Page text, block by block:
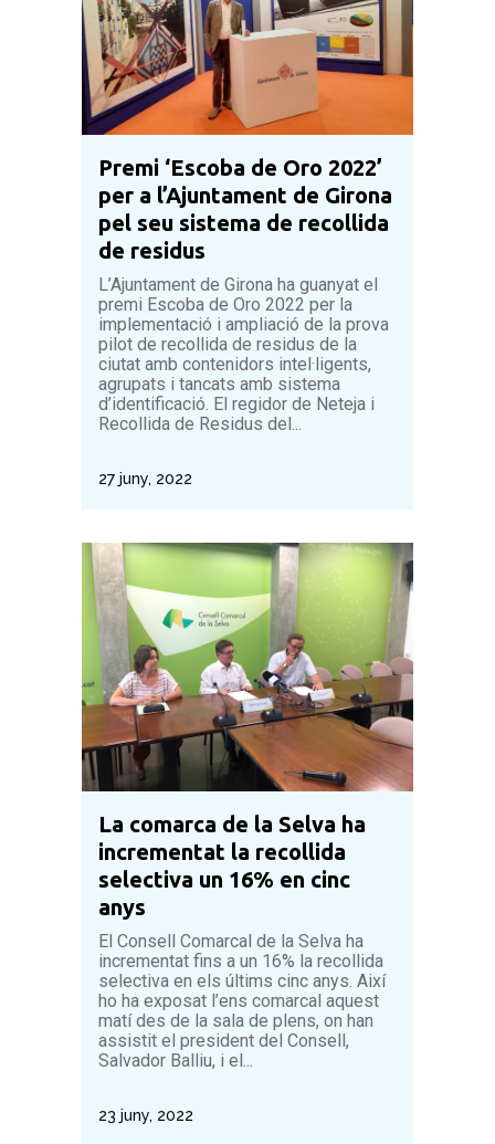
Premi ‘Escoba de Oro 2022’
per a l’Ajuntament de Girona
pel seu sistema de recollida
de residus
L’Ajuntament de Girona ha guanyat el
premi Escoba de Oro 2022 per la
implementació i ampliació de la prova
pilot de recollida de residus de la
ciutat amb contenidors intel·ligents,
agrupats i tancats amb sistema
d’identificació. El regidor de Neteja i
Recollida de Residus del...
27 juny, 2022
La comarca de la Selva ha
incrementat la recollida
selectiva un 16% en cinc
anys
El Consell Comarcal de la Selva ha
incrementat fins a un 16% la recollida
selectiva en els últims cinc anys. Així
ho ha exposat l’ens comarcal aquest
matí des de la sala de plens, on han
assistit el president del Consell,
Salvador Balliu, i el...
23 juny, 2022